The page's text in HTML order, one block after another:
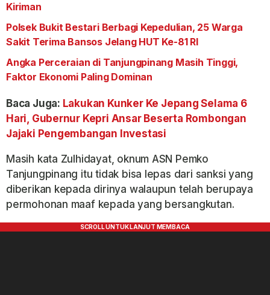
Kiriman
Polsek Bukit Bestari Berbagi Kepedulian, 25 Warga
Sakit Terima Bansos Jelang HUT Ke-81 RI
Angka Perceraian di Tanjungpinang Masih Tinggi,
Faktor Ekonomi Paling Dominan
Baca Juga: Lakukan Kunker Ke Jepang Selama 6
Hari, Gubernur Kepri Ansar Beserta Rombongan
Jajaki Pengembangan Investasi
Masih kata Zulhidayat, oknum ASN Pemko
Tanjungpinang itu tidak bisa lepas dari sanksi yang
diberikan kepada dirinya walaupun telah berupaya
permohonan maaf kepada yang bersangkutan.